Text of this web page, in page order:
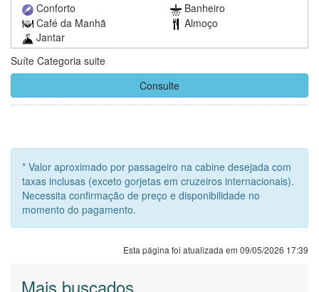
Conforto
Banheiro
Café da Manhã
Almoço
Jantar
Suíte Categoria suite
Consulte
* Valor aproximado por passageiro na cabine desejada com
taxas inclusas (exceto gorjetas em cruzeiros internacionais).
Necessita confirmação de preço e disponibilidade no
momento do pagamento.
Esta página foi atualizada em 09/05/2026 17:39
Mais buscados